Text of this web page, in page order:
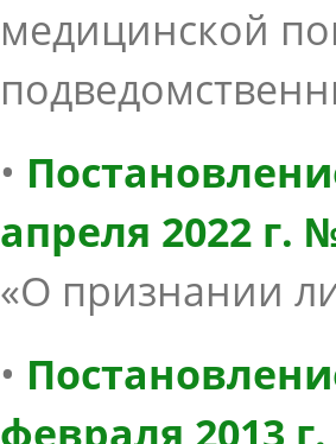
медицинской
•
апреля 2022 г.
«О признании
•